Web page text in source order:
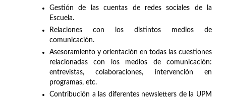
Gestión de las cuentas de redes sociales de la
Escuela.
Relaciones con los distintos medios de
comunicación.
Asesoramiento y orientación en todas las cuestiones
relacionadas con los medios de comunicación:
entrevistas, colaboraciones, intervención en
programas, etc.
Contribución a las diferentes newsletters de la UPM